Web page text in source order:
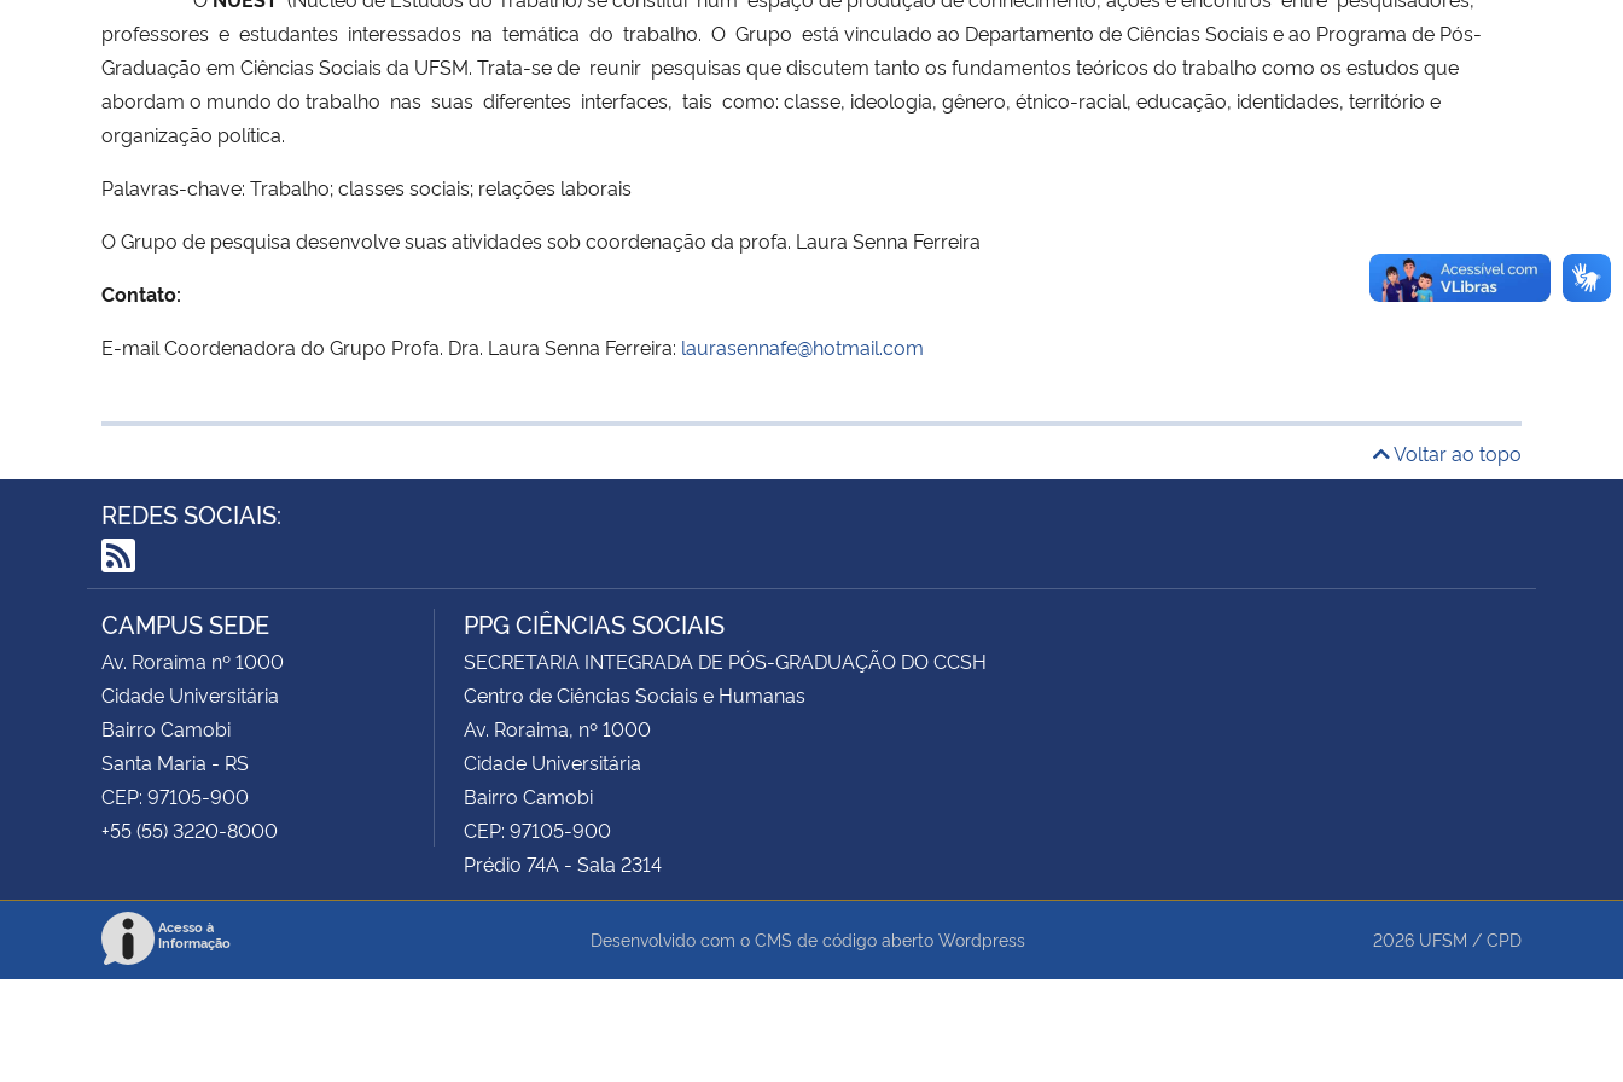
professores e estudantes interessados na temática do trabalho. O Grupo está vinculado ao Departamento de Ciências Sociais e ao Programa de Pós-
Graduação em Ciências Sociais da UFSM. Trata-se de reunir pesquisas que discutem tanto os fundamentos teóricos do trabalho como os estudos que
abordam o mundo do trabalho nas suas diferentes interfaces, tais como: classe, ideologia, gênero, étnico-racial, educação, identidades, território e
organização política.
Palavras-chave: Trabalho; classes sociais; relações laborais
O Grupo de pesquisa desenvolve suas atividades sob coordenação da profa. Laura Senna Ferreira
Contato:
E-mail Coordenadora do Grupo Profa. Dra. Laura Senna Ferreira: laurasennafe@hotmail.com
Voltar ao topo
REDES SOCIAIS:
RSS
CAMPUS SEDE
Av. Roraima nº 1000
Cidade Universitária
Bairro Camobi
Santa Maria - RS
CEP: 97105-900
+55 (55) 3220-8000
PPG CIÊNCIAS SOCIAIS
SECRETARIA INTEGRADA DE PÓS-GRADUAÇÃO DO CCSH
Centro de Ciências Sociais e Humanas
Av. Roraima, nº 1000
Cidade Universitária
Bairro Camobi
CEP: 97105-900
Prédio 74A - Sala 2314
Acesso à
Informação
Desenvolvido com o CMS de código aberto Wordpress 2026 UFSM / CPD